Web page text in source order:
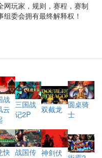
网玩家，规则，赛程，赛制
委会拥有最终解释权！
战
云 三国战
记2P
双截龙 圆桌骑
士
快 战国传 神剑伏